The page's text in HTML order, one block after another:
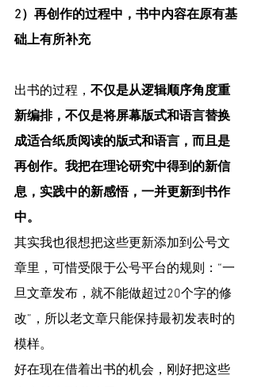
2）再创作的过程中，书中内容在原有基
础上有所补充
出书的过程， 不仅是从逻辑顺序角度重
新编排，不仅是将屏幕版式和语言替换
成适合纸质阅读的版式和语言，而且是
再创作。我把在理论研究中得到的新信
息，实践中的新感悟，一并更新到书作
中。
其实我也很想把这些更新添加到公号文
章里，可惜受限于公号平台的规则：“一
旦文章发布，就不能做超过20个字的修
改”，所以老文章只能保持最初发表时的
模样。
好在现在借着出书的机会，刚好把这些